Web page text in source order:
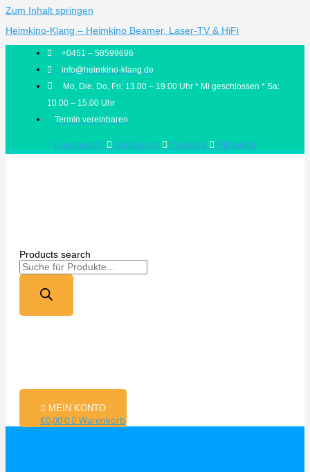
Zum Inhalt springen
Heimkino-Klang – Heimkino Beamer, Laser-TV & HiFi
+0451 – 58599696
info@heimkino-klang.de
Mo, Die, Do, Fri: 13.00 – 19.00 Uhr * Mi geschlossen * Sa:
10.00 – 15.00 Uhr
Termin vereinbaren
Facebook-f Instagram Youtube Pinterest
Products search
MEIN KONTO
€0,000 Warenkorb